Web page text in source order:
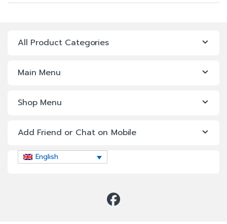
All Product Categories
Main Menu
Shop Menu
Add Friend or Chat on Mobile
English